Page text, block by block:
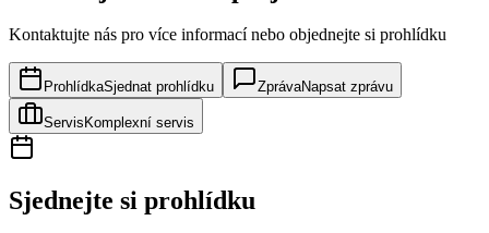
Kontaktujte nás pro více informací nebo objednejte si prohlídku
ProhlídkaSjednat prohlídku ZprávaNapsat zprávu
Servis Komplexní servis
Sjednejte si prohlídku